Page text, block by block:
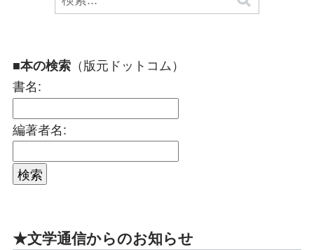
■本の検索 （版元ドットコム）
書名:
編著者名:
★文学通信からのお知らせ